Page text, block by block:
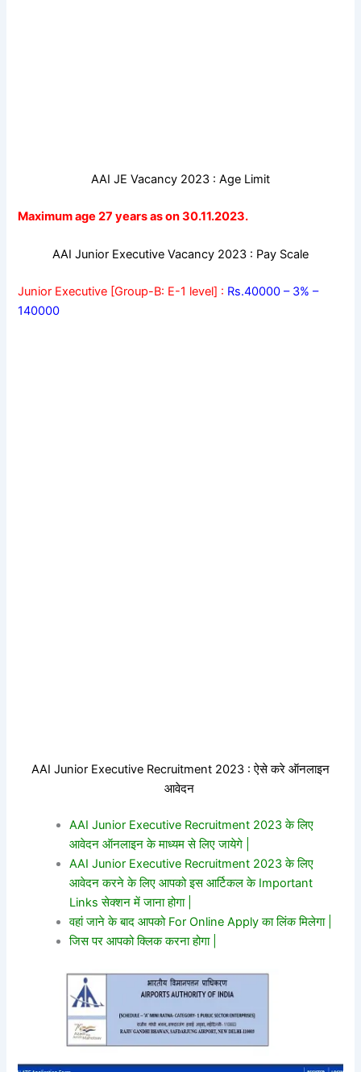
AAI JE Vacancy 2023 : Age Limit
Maximum age 27 years as on 30.11.2023.
AAI Junior Executive Vacancy 2023 : Pay Scale
Junior Executive [Group-B: E-1 level] : Rs.40000 – 3% –
140000
AAI Junior Executive Recruitment 2023 : ऐसे करे ऑनलाइन
आवेदन
AAI Junior Executive Recruitment 2023 के लिए
आवेदन ऑनलाइन के माध्यम से लिए जायेगे |
AAI Junior Executive Recruitment 2023 के लिए
आवेदन करने के लिए आपको इस आर्टिकल के Important
Links सेक्शन में जाना होगा |
वहां जाने के बाद आपको For Online Apply का लिंक मिलेगा |
जिस पर आपको क्लिक करना होगा |